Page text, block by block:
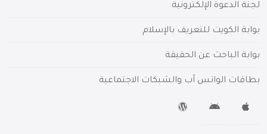
لجنة الدعوة الإلكترونية
بوابة الكويت للتعريف بالإسلام
بوابة الباحث عن الحقيقة
بطاقات الواتس آب والشبكات الاجتماعية